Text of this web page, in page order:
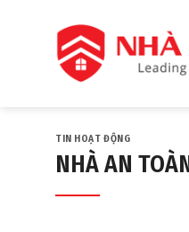
TIN HOẠT ĐỘNG
NHÀ AN